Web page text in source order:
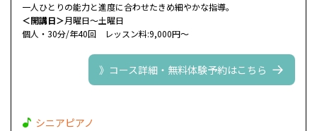
一人ひとりの能力と進度に合わせたきめ細やかな指導。
＜開講日＞月曜日～土曜日
個人・30分/年40回 レッスン料:9,000円～
》コース詳細・無料体験予約はこちら
シニアピアノ